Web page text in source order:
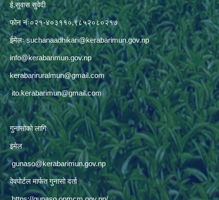
ई.सुवास सुवेदी
फोन नंः०२१-४०३११०,९८५२०८०२१७
ईमेलःsuchanaadhikari@kerabarimun.gov.np
info@kerabarimun.gov.np
kerabariruralmun@gmail.com
ito.kerabarimun@gmail.com
गुनासोको लागि
इमेल
gunaso@kerabarimun.gov.np
वेवपोर्टल मार्फत गुनासो दर्ता